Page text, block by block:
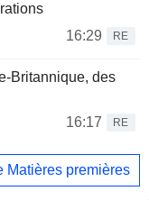
16:29
RE
Britannique, des
16:17
RE
Matières premières